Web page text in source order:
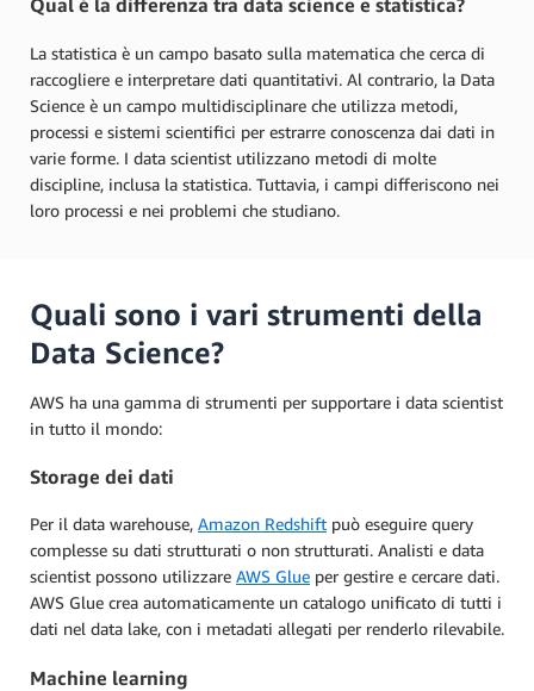
Qual è la differenza tra data science e statistica?
La statistica è un campo basato sulla matematica che cerca di
raccogliere e interpretare dati quantitativi. Al contrario, la Data
Science è un campo multidisciplinare che utilizza metodi,
processi e sistemi scientifici per estrarre conoscenza dai dati in
varie forme. I data scientist utilizzano metodi di molte
discipline, inclusa la statistica. Tuttavia, i campi differiscono nei
loro processi e nei problemi che studiano.
Quali sono i vari strumenti della
Data Science?
AWS ha una gamma di strumenti per supportare i data scientist
in tutto il mondo:
Storage dei dati
Per il data warehouse, Amazon Redshift può eseguire query
complesse su dati strutturati o non strutturati. Analisti e data
scientist possono utilizzare AWS Glue per gestire e cercare dati.
AWS Glue crea automaticamente un catalogo unificato di tutti i
dati nel data lake, con i metadati allegati per renderlo rilevabile.
Machine learning